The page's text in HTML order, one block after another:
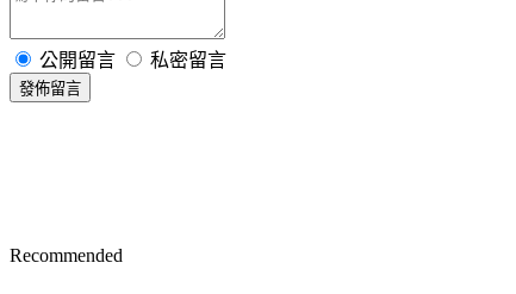
公開留言 私密留言
發佈留言
Recommended